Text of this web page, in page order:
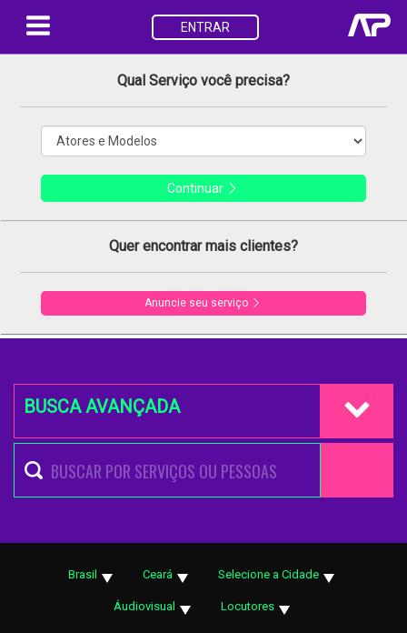
ENTRAR
Qual Serviço você precisa?
Continuar
Quer encontrar mais clientes?
Anuncie seu serviço
BUSCA AVANÇADA
Brasil Ceará Selecione a Cidade
Áudiovisual Locutores